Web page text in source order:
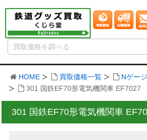
HOME 買取価格一覧
Nゲー
301 国鉄EF70形電気機関車 EF7027
301 国鉄EF70形電気機関車